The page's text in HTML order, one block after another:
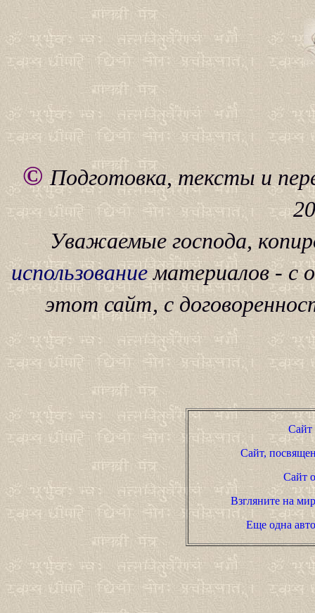
© Подготовка, тексты и
Уважаемые господа,
использованиематериалов - с
этот сайт, с
Сайт
Сайт,
Сайт
Взгляните на
Еще одна